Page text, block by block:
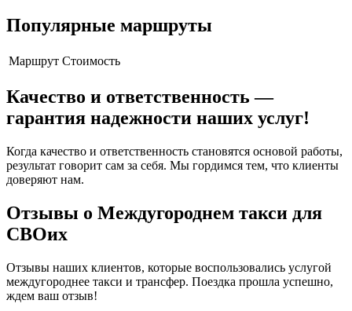
Популярные маршруты
Маршрут Стоимость
Качество и ответственность —
гарантия надежности наших услуг!
Когда качество и ответственность становятся основой работы,
результат говорит сам за себя. Мы гордимся тем, что клиенты
доверяют нам.
Отзывы о Междугороднем такси для
СВОих
Отзывы наших клиентов, которые воспользовались услугой
междугороднее такси и трансфер. Поездка прошла успешно,
ждем ваш отзыв!